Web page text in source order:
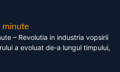
minute
– Revolutia in industria vopsirii
a evoluat de-a lungul timpului,